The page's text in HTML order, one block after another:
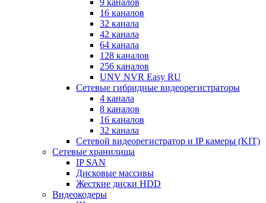
9 каналов
16 каналов
32 канала
42 канала
64 канала
128 каналов
256 каналов
UNV NVR Easy RU
Сетевые гибридные видеорегистраторы
4 канала
8 каналов
16 каналов
32 канала
Сетевой видеорегистратор и IP камеры (KIT)
Сетевые хранилища
IP SAN
Дисковые массивы
Жесткие диски HDD
Видеокодеры